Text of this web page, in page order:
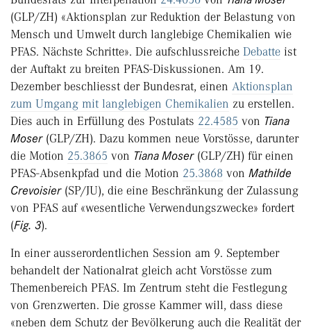
(GLP/ZH) «Aktionsplan zur Reduktion der Belastung von
Mensch und Umwelt durch langlebige Chemikalien wie
PFAS. Nächste Schritte». Die aufschlussreiche Debatte ist
der Auftakt zu breiten PFAS-Diskussionen. Am 19.
Dezember beschliesst der Bundesrat, einen Aktionsplan
zum Umgang mit langlebigen Chemikalien zu erstellen.
Dies auch in Erfüllung des Postulats 22.4585 von Tiana
Moser(GLP/ZH). Dazu kommen neue Vorstösse, darunter
die Motion 25.3865 von Tiana Moser(GLP/ZH) für einen
PFAS-Absenkpfad und die Motion 25.3868 von Mathilde
Crevoisier(SP/JU), die eine Beschränkung der Zulassung
von PFAS auf «wesentliche Verwendungszwecke» fordert
(Fig. 3).
In einer ausserordentlichen Session am 9. September
behandelt der Nationalrat gleich acht Vorstösse zum
Themenbereich PFAS. Im Zentrum steht die Festlegung
von Grenzwerten. Die grosse Kammer will, dass diese
«neben dem Schutz der Bevölkerung auch die Realität der